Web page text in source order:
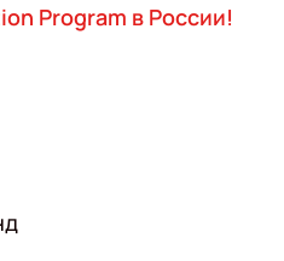
Program в России!